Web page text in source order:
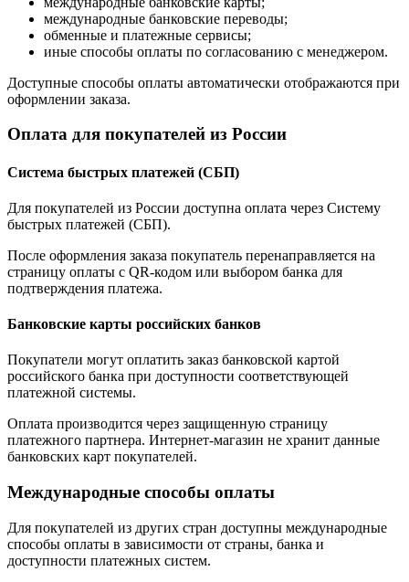
международные банковские переводы;
обменные и платежные сервисы;
иные способы оплаты по согласованию с менеджером.
Доступные способы оплаты автоматически отображаются при
оформлении заказа.
Оплата для покупателей из России
Система быстрых платежей (СБП)
Для покупателей из России доступна оплата через Систему
быстрых платежей (СБП).
После оформления заказа покупатель перенаправляется на
страницу оплаты с QR-кодом или выбором банка для
подтверждения платежа.
Банковские карты российских банков
Покупатели могут оплатить заказ банковской картой
российского банка при доступности соответствующей
платежной системы.
Оплата производится через защищенную страницу
платежного партнера. Интернет-магазин не хранит данные
банковских карт покупателей.
Международные способы оплаты
Для покупателей из других стран доступны международные
способы оплаты в зависимости от страны, банка и
доступности платежных систем.